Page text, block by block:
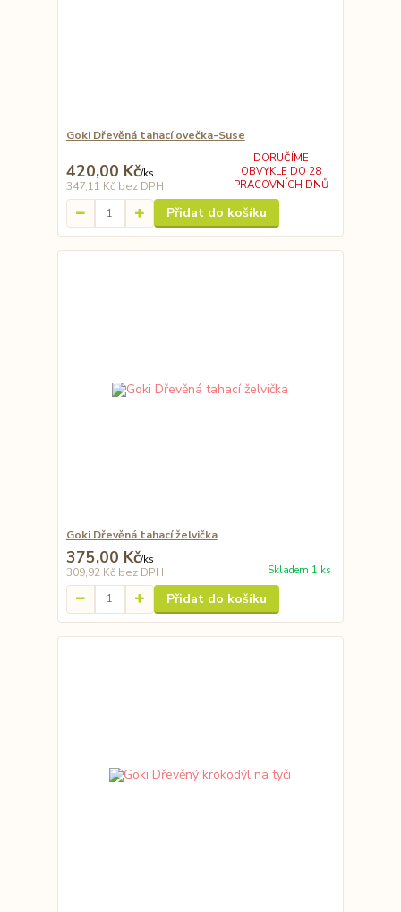
Goki Dřevěná tahací ovečka-Suse
420,00 Kč/ks
347,11 Kč bez DPH
DORUČÍME
OBVYKLE DO 28
PRACOVNÍCH DNŮ
Přidat do košíku
Goki Dřevěná tahací želvička
375,00 Kč/ks
309,92 Kč bez DPH Skladem 1 ks
Přidat do košíku